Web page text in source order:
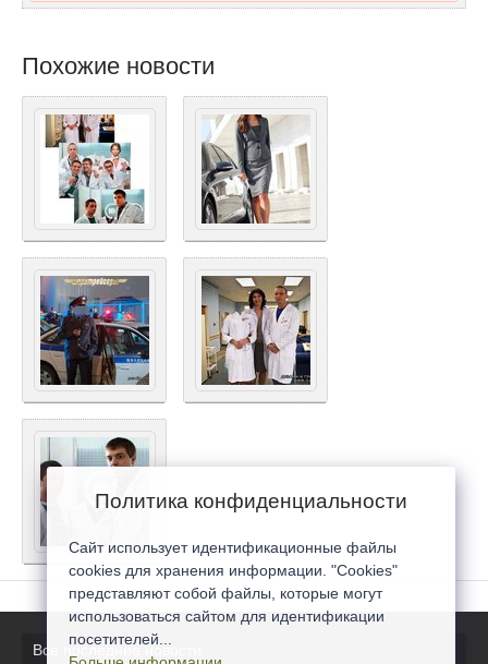
Похожие новости
Все последние новости
Политика конфиденциальности
Сайт использует идентификационные файлы
cookies для хранения информации. "Cookies"
представляют собой файлы, которые могут
использоваться сайтом для идентификации
посетителей...